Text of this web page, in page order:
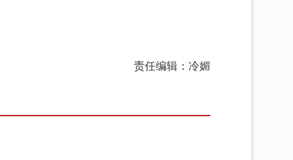
责任编辑：冷媚